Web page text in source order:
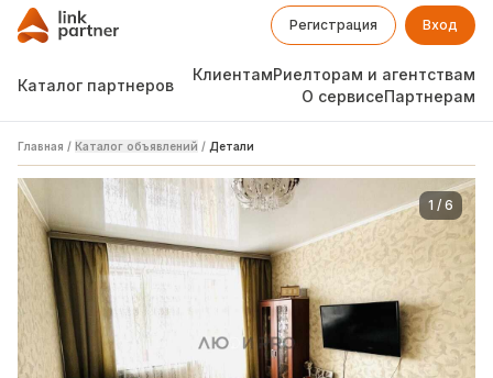
Регистрация Вход
Каталог партнеров
КлиентамРиелторам и агентствам
О сервисеПартнерам
Главная / Каталог объявлений / Детали
1 / 6